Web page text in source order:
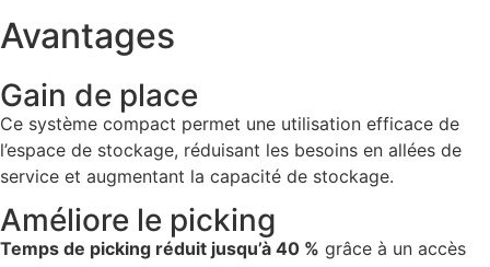
Avantages
Gain de place
Ce système compact permet une utilisation efficace de
l’espace de stockage, réduisant les besoins en allées de
service et augmentant la capacité de stockage.
Améliore le picking
Temps de picking réduit jusqu’à 40 % grâce à un accès